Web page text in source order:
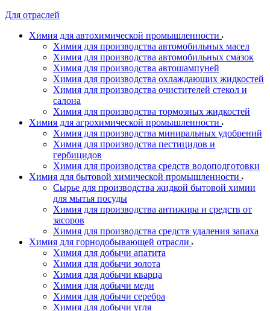
Для отраслей
Химия для автохимической промышленности
Химия для производства автомобильных масел
Химия для производства автомобильных смазок
Химия для производства автошампуней
Химия для производства охлаждающих жидкостей
Химия для производства очистителей стекол и
салона
Химия для производства тормозных жидкостей
Химия для агрохимической промышленности
Химия для производства миниральных удобрений
Химия для производства пестицидов и
гербицидов
Химия для производства средств водоподготовки
Химия для бытовой химической промышленности
Сырье для производства жидкой бытовой химии
для мытья посуды
Химия для производства антижира и средств от
засоров
Химия для производства средств удаления запаха
Химия для горнодобывающей отрасли
Химия для добычи апатита
Химия для добычи золота
Химия для добычи кварца
Химия для добычи меди
Химия для добычи серебра
Химия для добычи угля